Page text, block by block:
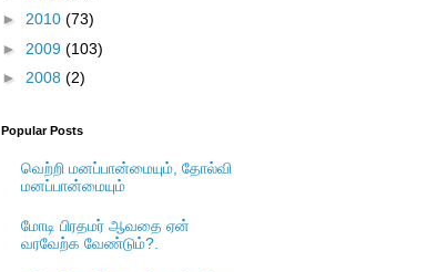
► 2010 (73)
► 2009 (103)
► 2008 (2)
Popular Posts
வெற்றி மனப்பான்மையும், தோல்வி
மனப்பான்மையும்
மோடி பிரதமர் ஆவதை ஏன்
வரவேற்க வேண்டும்?.